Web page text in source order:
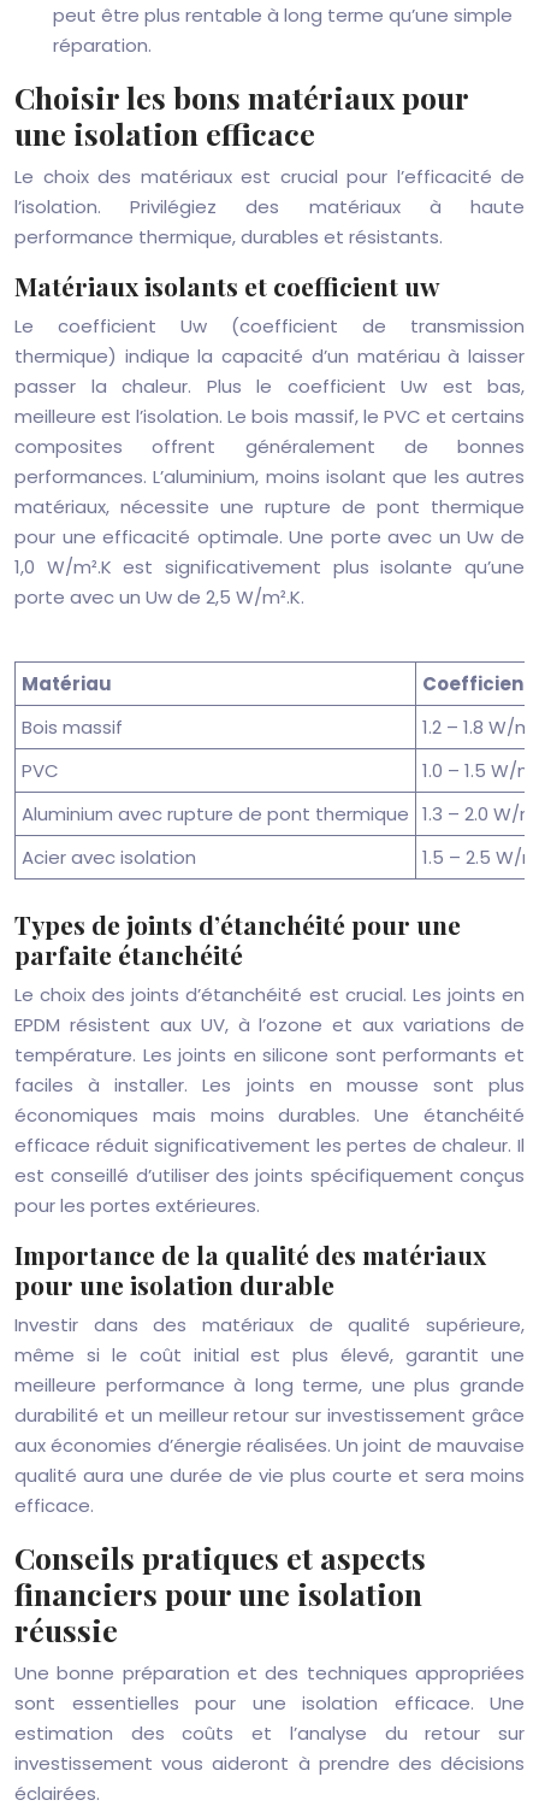
peut être plus rentable à long terme qu’une simple
réparation.
Choisir les bons matériaux pour
une isolation efficace
Le choix des matériaux est crucial pour l’efficacité de
l’isolation. Privilégiez des matériaux à haute
performance thermique, durables et résistants.
Matériaux isolants et coefficient uw
Le coefficient Uw (coefficient de transmission
thermique) indique la capacité d’un matériau à laisser
passer la chaleur. Plus le coefficient Uw est bas,
meilleure est l’isolation. Le bois massif, le PVC et certains
composites offrent généralement de bonnes
performances. L’aluminium, moins isolant que les autres
matériaux, nécessite une rupture de pont thermique
pour une efficacité optimale. Une porte avec un Uw de
1,0 W/m².K est significativement plus isolante qu’une
porte avec un Uw de 2,5 W/m².K.
Matériau
Coefficient
Bois massif
1.2 – 1.8 W/
PVC
1.0 – 1.5 W/
Aluminium avec rupture de pont thermique 1.3 – 2.0 W/
Acier avec isolation
1.5 – 2.5 W/
Types de joints d’étanchéité pour une
parfaite étanchéité
Le choix des joints d’étanchéité est crucial. Les joints en
EPDM résistent aux UV, à l’ozone et aux variations de
température. Les joints en silicone sont performants et
faciles à installer. Les joints en mousse sont plus
économiques mais moins durables. Une étanchéité
efficace réduit significativement les pertes de chaleur. Il
est conseillé d’utiliser des joints spécifiquement conçus
pour les portes extérieures.
Importance de la qualité des matériaux
pour une isolation durable
Investir dans des matériaux de qualité supérieure,
même si le coût initial est plus élevé, garantit une
meilleure performance à long terme, une plus grande
durabilité et un meilleur retour sur investissement grâce
aux économies d’énergie réalisées. Un joint de mauvaise
qualité aura une durée de vie plus courte et sera moins
efficace.
Conseils pratiques et aspects
financiers pour une isolation
réussie
Une bonne préparation et des techniques appropriées
sont essentielles pour une isolation efficace. Une
estimation des coûts et l’analyse du retour sur
investissement vous aideront à prendre des décisions
éclairées.